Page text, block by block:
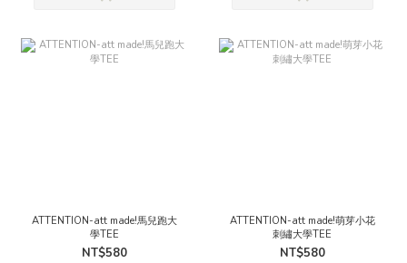
ATTENTION-att made!馬兒跑大
學TEE
NT$580
ATTENTION-att made!萌芽小花
刺繡大學TEE
NT$580